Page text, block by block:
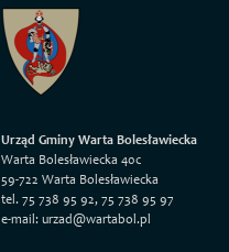
Urząd Gminy Warta Bolesławiecka
Warta Bolesławiecka 40c
59-722 Warta Bolesławiecka
tel. 75 738 95 92, 75 738 95 97
e-mail: urzad@wartabol.pl